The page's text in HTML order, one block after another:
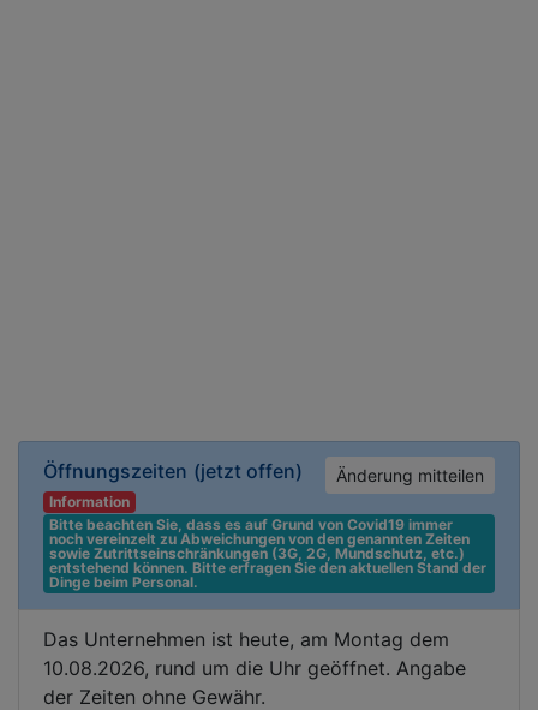
Öffnungszeiten (jetzt offen) Änderung mitteilen
Information
Bitte beachten Sie, dass es auf Grund von Covid19 immer
noch vereinzelt zu Abweichungen von den genannten Zeiten
sowie Zutrittseinschränkungen (3G, 2G, Mundschutz, etc.)
entstehend können. Bitte erfragen Sie den aktuellen Stand der
Dinge beim Personal.
Das Unternehmen ist heute, am Montag dem
10.08.2026, rund um die Uhr geöffnet. Angabe
der Zeiten ohne Gewähr.